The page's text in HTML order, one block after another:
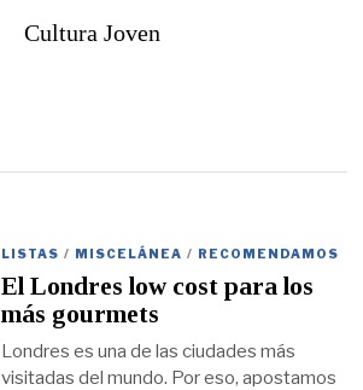
Cultura Joven
LISTAS / MISCELÁNEA / RECOMENDAMOS
El Londres low cost para los
más gourmets
Londres es una de las ciudades más
visitadas del mundo. Por eso, apostamos